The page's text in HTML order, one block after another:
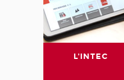
L'INTEC